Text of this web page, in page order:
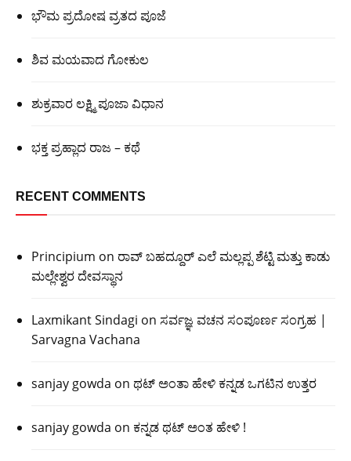
ಭೌಮ ಪ್ರದೋಷ ವ್ರತದ ಪೂಜೆ
ಶಿವ ಮಯವಾದ ಗೋಕುಲ
ಶುಕ್ರವಾರ ಲಕ್ಷ್ಮಿ ಪೂಜಾ ವಿಧಾನ
ಭಕ್ತ ಪ್ರಹ್ಲಾದ ರಾಜ – ಕಥೆ
RECENT COMMENTS
Principium on ರಾವ್ ಬಹದ್ದೂರ್ ಎಲೆ ಮಲ್ಲಪ್ಪ ಶೆಟ್ಟಿ ಮತ್ತು ಕಾಡು
ಮಲ್ಲೇಶ್ವರ ದೇವಸ್ಥಾನ
Laxmikant Sindagi on ಸರ್ವಜ್ಞ ವಚನ ಸಂಪೂರ್ಣ ಸಂಗ್ರಹ |
Sarvagna Vachana
sanjay gowda on ಥಟ್ ಅಂತಾ ಹೇಳಿ ಕನ್ನಡ ಒಗಟಿನ ಉತ್ತರ
sanjay gowda on ಕನ್ನಡ ಥಟ್ ಅಂತ ಹೇಳಿ !